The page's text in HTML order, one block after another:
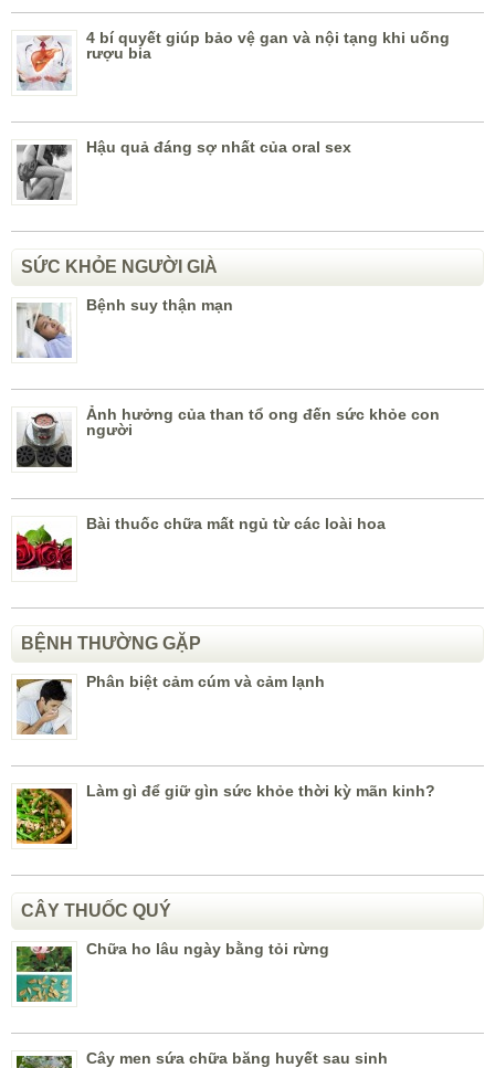
4 bí quyết giúp bảo vệ gan và nội tạng khi uống
rượu bia
Hậu quả đáng sợ nhất của oral sex
SỨC KHỎE NGƯỜI GIÀ
Bệnh suy thận mạn
Ảnh hưởng của than tổ ong đến sức khỏe con
người
Bài thuốc chữa mất ngủ từ các loài hoa
BỆNH THƯỜNG GẶP
Phân biệt cảm cúm và cảm lạnh
Làm gì để giữ gìn sức khỏe thời kỳ mãn kinh?
CÂY THUỐC QUÝ
Chữa ho lâu ngày bằng tỏi rừng
Cây men sứa chữa băng huyết sau sinh